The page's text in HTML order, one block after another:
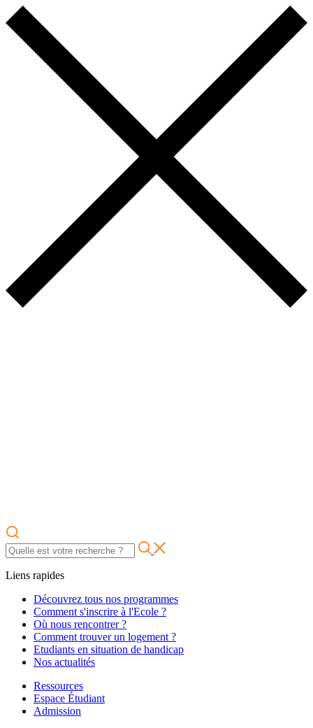
Liens rapides
Découvrez tous nos programmes
Comment s'inscrire à l'Ecole ?
Où nous rencontrer ?
Comment trouver un logement ?
Etudiants en situation de handicap
Nos actualités
Ressources
Espace Étudiant
Admission